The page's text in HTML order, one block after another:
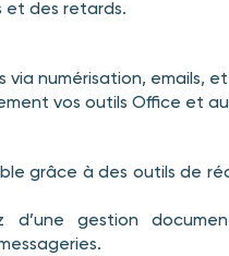
et des retards.
numérisation, emails,
vos outils Office et
grâce à des outils de
d’une gestion